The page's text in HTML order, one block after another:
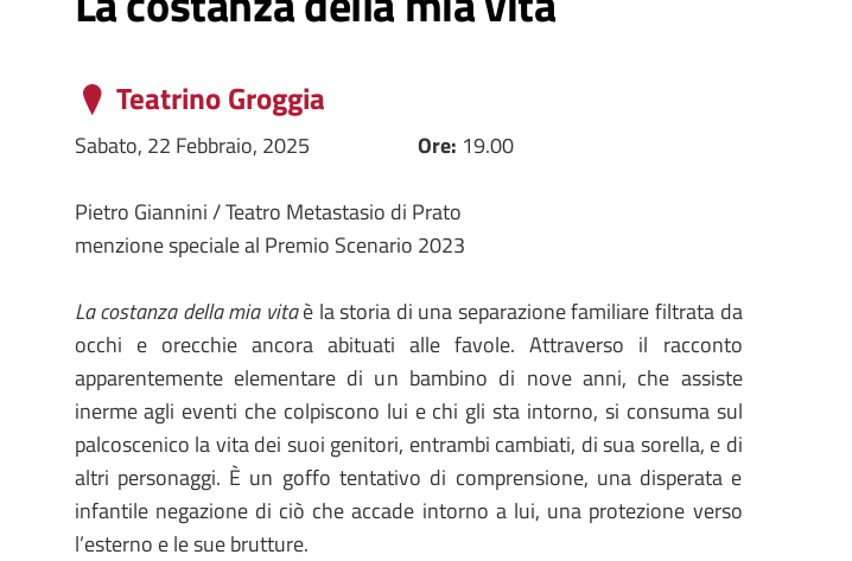
Teatrino Groggia
Sabato, 22 Febbraio, 2025 Ore: 19.00
Pietro Giannini / Teatro Metastasio di Prato
menzione speciale al Premio Scenario 2023
La costanza della mia vitaè la storia di una separazione familiare filtrata da
occhi e orecchie ancora abituati alle favole. Attraverso il racconto
apparentemente elementare di un bambino di nove anni, che assiste
inerme agli eventi che colpiscono lui e chi gli sta intorno, si consuma sul
palcoscenico la vita dei suoi genitori, entrambi cambiati, di sua sorella, e di
altri personaggi. È un goffo tentativo di comprensione, una disperata e
infantile negazione di ciò che accade intorno a lui, una protezione verso
l’esterno e le sue brutture.